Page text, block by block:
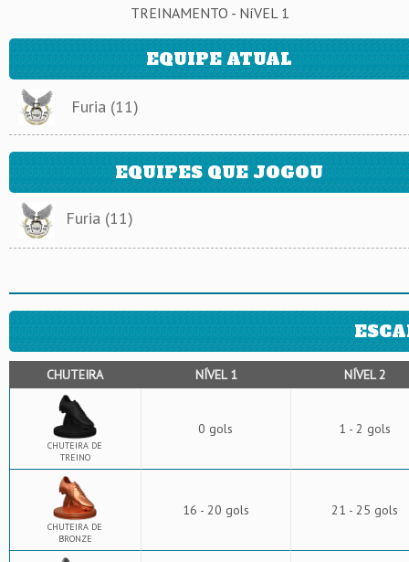
TREINAMENTO - NíVEL 1
EQUIPE ATUAL
Furia (11)
EQUIPES QUE JOGOU
Furia (11)
CHUTEIRA NÍVEL 1 NÍVEL 2
CHUTEIRA DE
TREINO
0 gols 1 - 2 gols
CHUTEIRA DE
BRONZE
16 - 20 gols 21 - 25 gols